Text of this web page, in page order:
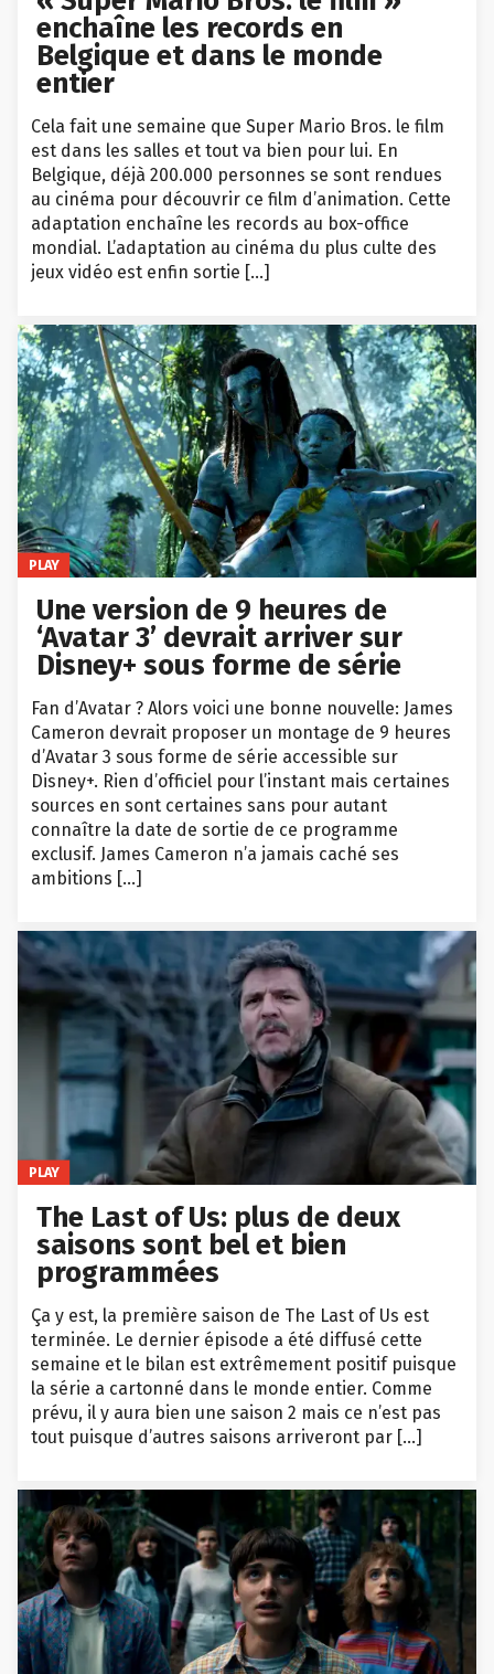
enchaîne les records en
Belgique et dans le monde
entier
Cela fait une semaine que Super Mario Bros. le film
est dans les salles et tout va bien pour lui. En
Belgique, déjà 200.000 personnes se sont rendues
au cinéma pour découvrir ce film d’animation. Cette
adaptation enchaîne les records au box-office
mondial. L’adaptation au cinéma du plus culte des
jeux vidéo est enfin sortie […]
PLAY
Une version de 9 heures de
‘Avatar 3’ devrait arriver sur
Disney+ sous forme de série
Fan d’Avatar ? Alors voici une bonne nouvelle: James
Cameron devrait proposer un montage de 9 heures
d’Avatar 3 sous forme de série accessible sur
Disney+. Rien d’officiel pour l’instant mais certaines
sources en sont certaines sans pour autant
connaître la date de sortie de ce programme
exclusif. James Cameron n’a jamais caché ses
ambitions […]
PLAY
The Last of Us: plus de deux
saisons sont bel et bien
programmées
Ça y est, la première saison de The Last of Us est
terminée. Le dernier épisode a été diffusé cette
semaine et le bilan est extrêmement positif puisque
la série a cartonné dans le monde entier. Comme
prévu, il y aura bien une saison 2 mais ce n’est pas
tout puisque d’autres saisons arriveront par […]